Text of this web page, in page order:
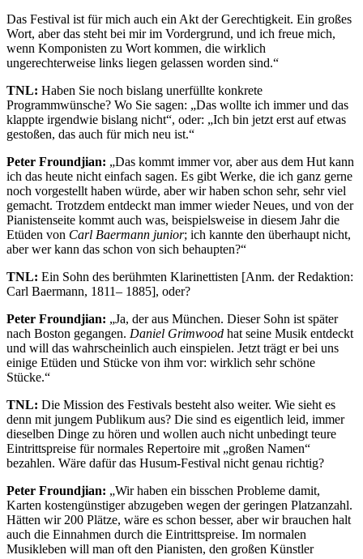
Das Festival ist für mich auch ein Akt der Gerechtigkeit. Ein großes
Wort, aber das steht bei mir im Vordergrund, und ich freue mich,
wenn Komponisten zu Wort kommen, die wirklich
ungerechterweise links liegen gelassen worden sind.“
TNL: Haben Sie noch bislang unerfüllte konkrete
Programmwünsche? Wo Sie sagen: „Das wollte ich immer und das
klappte irgendwie bislang nicht“, oder: „Ich bin jetzt erst auf etwas
gestoßen, das auch für mich neu ist.“
Peter Froundjian: „Das kommt immer vor, aber aus dem Hut kann
ich das heute nicht einfach sagen. Es gibt Werke, die ich ganz gerne
noch vorgestellt haben würde, aber wir haben schon sehr, sehr viel
gemacht. Trotzdem entdeckt man immer wieder Neues, und von der
Pianistenseite kommt auch was, beispielsweise in diesem Jahr die
Etüden von Carl Baermann junior; ich kannte den überhaupt nicht,
aber wer kann das schon von sich behaupten?“
TNL: Ein Sohn des berühmten Klarinettisten [Anm. der Redaktion:
Carl Baermann, 1811– 1885], oder?
Peter Froundjian: „Ja, der aus München. Dieser Sohn ist später
nach Boston gegangen. Daniel Grimwood hat seine Musik entdeckt
und will das wahrscheinlich auch einspielen. Jetzt trägt er bei uns
einige Etüden und Stücke von ihm vor: wirklich sehr schöne
Stücke.“
TNL: Die Mission des Festivals besteht also weiter. Wie sieht es
denn mit jungem Publikum aus? Die sind es eigentlich leid, immer
dieselben Dinge zu hören und wollen auch nicht unbedingt teure
Eintrittspreise für normales Repertoire mit „großen Namen“
bezahlen. Wäre dafür das Husum-Festival nicht genau richtig?
Peter Froundjian: „Wir haben ein bisschen Probleme damit,
Karten kostengünstiger abzugeben wegen der geringen Platzanzahl.
Hätten wir 200 Plätze, wäre es schon besser, aber wir brauchen halt
auch die Einnahmen durch die Eintrittspreise. Im normalen
Musikleben will man oft den Pianisten, den großen Künstler